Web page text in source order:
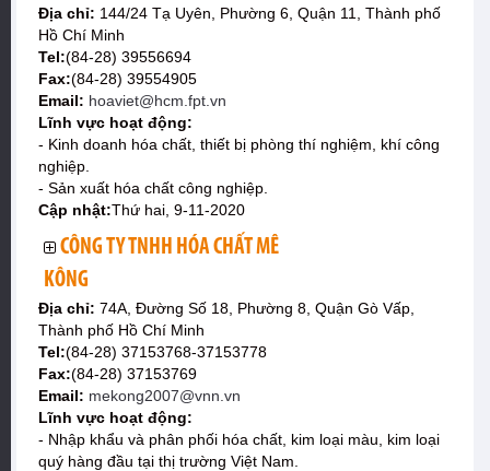
Địa chỉ: 144/24 Tạ Uyên, Phường 6, Quận 11, Thành phố
Hồ Chí Minh
Tel:(84-28) 39556694
Fax:(84-28) 39554905
Email: hoaviet@hcm.fpt.vn
Lĩnh vực hoạt động:
- Kinh doanh hóa chất, thiết bị phòng thí nghiệm, khí công
nghiệp.
- Sản xuất hóa chất công nghiệp.
Cập nhật:Thứ hai, 9-11-2020
CÔNG TY TNHH HÓA CHẤT MÊ
KÔNG
Địa chỉ: 74A, Đường Số 18, Phường 8, Quận Gò Vấp,
Thành phố Hồ Chí Minh
Tel:(84-28) 37153768-37153778
Fax:(84-28) 37153769
Email: mekong2007@vnn.vn
Lĩnh vực hoạt động:
- Nhập khẩu và phân phối hóa chất, kim loại màu, kim loại
quý hàng đầu tại thị trường Việt Nam.